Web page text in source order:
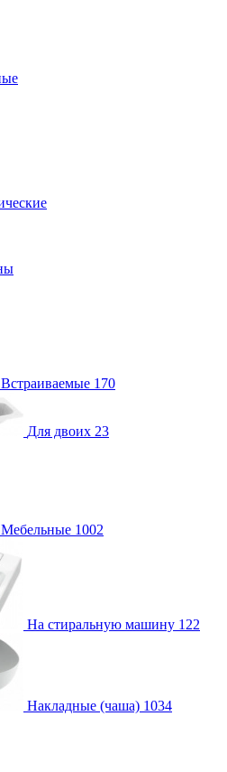
Встраиваемые 170
Для двоих 23
Мебельные 1002
На стиральную машину 122
Накладные (чаша) 1034